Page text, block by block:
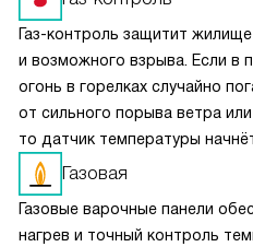
Газ-контроль защитит
и возможного взрыва. Если в
огонь в горелках случайно
от сильного порыва ветра
то датчик температуры
Он передаст сигнал на
подачу газа. Эта функция
10 секунд после затухания
Газовая
Газовые варочные панели
нагрев и точный контроль